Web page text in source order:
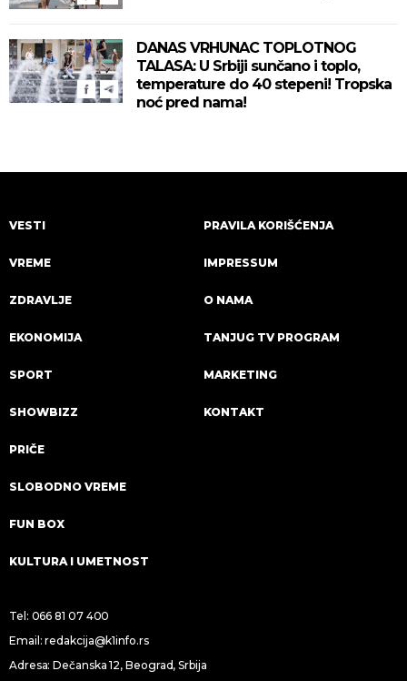
DANAS VRHUNAC TOPLOTNOG
TALASA: U Srbiji sunčano i toplo,
temperature do 40 stepeni! Tropska
noć pred nama!
VESTI
VREME
ZDRAVLJE
EKONOMIJA
SPORT
SHOWBIZZ
PRIČE
SLOBODNO VREME
FUN BOX
KULTURA I UMETNOST
PRAVILA KORIŠĆENJA
IMPRESSUM
O NAMA
TANJUG TV PROGRAM
MARKETING
KONTAKT
Tel: 066 81 07 400
Email:redakcija@k1info.rs
Adresa: Dečanska 12, Beograd, Srbija